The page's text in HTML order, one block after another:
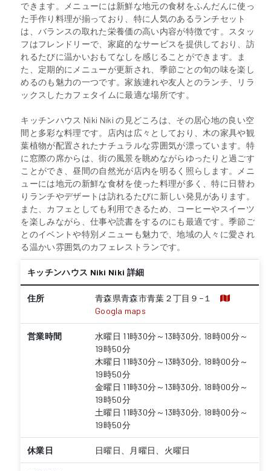
できます。メニューには新鮮な地元の食材をふんだんに使っ
た手作り料理が揃っており、特に人気のあるランチセット
は、バランスの取れた栄養価の高い内容が特徴です。スタッ
フはフレンドリーで、家庭的なサービスを提供しており、訪
れるたびに温かいおもてなしを感じることができます。ま
た、定期的にメニューが更新され、季節ごとの旬の味を楽し
めるのも魅力の一つです。家族連れや友人とのランチ、リラ
ックスしたカフェタイムに最適な場所です。
キッチンハウス Niki Niki の見どころは、その居心地の良い空
間と多彩な料理です。店内は広々としており、木の家具や観
葉植物が配置されたナチュラルな雰囲気が漂っています。特
に窓際の席からは、街の風景を眺めながらゆったりと過ごす
ことができ、昼間の自然光が店内を明るく照らします。メニ
ューには地元の新鮮な食材を使った料理が多く、特に日替わ
りランチやデザートは訪れるたびに新しい発見があります。
また、カフェとしても利用できるため、コーヒーやスイーツ
を楽しみながら、仕事や読書をするのにも最適です。季節ご
とのイベントや特別メニューも魅力で、地域の人々に愛され
る温かい雰囲気のカフェレストランです。
キッチンハウス Niki Niki 詳細
住所
青森県青森市青葉２丁目９−１
Googla maps
営業時間
水曜日 11時30分～13時30分, 18時00分～
19時50分
木曜日 11時30分～13時30分, 18時00分～
19時50分
金曜日 11時30分～13時30分, 18時00分～
19時50分
土曜日 11時30分～13時30分, 18時00分～
19時50分
休業日 日曜日、月曜日、火曜日